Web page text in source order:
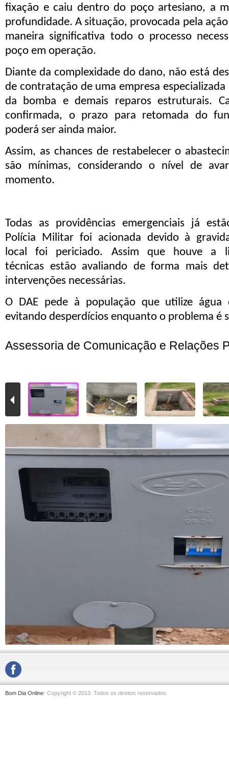
fixação e caiu dentro do poço artesiano, a
profundidade. A situação, provocada pela
maneira significativa todo o processo
poço em operação.
Diante da complexidade do dano, não está
de contratação de uma empresa especializada
da bomba e demais reparos estruturais.
confirmada, o prazo para retomada do
poderá ser ainda maior.
Assim, as chances de restabelecer o
são mínimas, considerando o nível de
momento.
Todas as providências emergenciais já
Polícia Militar foi acionada devido à
localfoi periciado. Assim que houve a
técnicas estãoavaliando de forma mais
intervenções necessárias.
O DAE pede à população que utilize água
evitando desperdícios enquanto o problema é
Assessoria de Comunicação e Relações
Bom Dia Online- Copyright © 2013. Todos os direitos reservados.